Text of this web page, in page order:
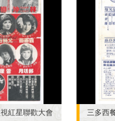
紅星聯歡大會 三多西